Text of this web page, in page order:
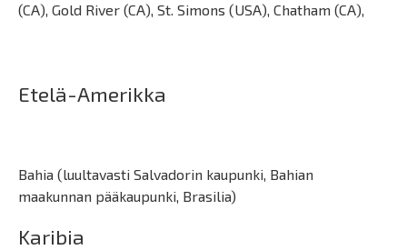
(CA), Gold River (CA), St. Simons (USA), Chatham (CA),
Etelä-Amerikka
Bahia (luultavasti Salvadorin kaupunki, Bahian
maakunnan pääkaupunki, Brasilia)
Karibia